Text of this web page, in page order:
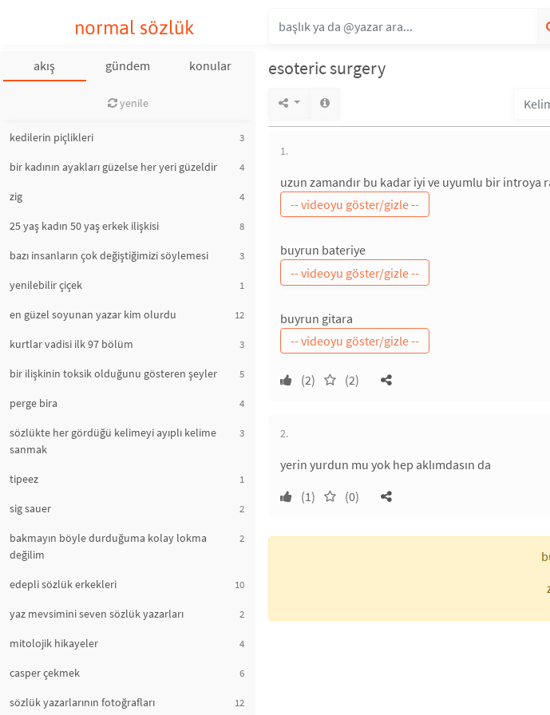
normal sözlük
akış gündem konular
yenile
kedilerin piçlikleri 3
bir kadının ayakları güzelse her yeri güzeldir 4
zig 4
25 yaş kadın 50 yaş erkek ilişkisi 8
bazı insanların çok değiştiğimizi söylemesi 3
yenilebilir çiçek 1
en güzel soyunan yazar kim olurdu 12
kurtlar vadisi ilk 97 bölüm 3
bir ilişkinin toksik olduğunu gösteren şeyler 5
perge bira 4
sözlükte her gördüğü kelimeyi ayıplı kelime
sanmak
3
tipeez 1
sig sauer 2
bakmayın böyle durduğuma kolay lokma
değilim
2
edepli sözlük erkekleri 10
yaz mevsimini seven sözlük yazarları 2
mitolojik hikayeler 4
casper çekmek 6
sözlük yazarlarının fotoğrafları 12
esoteric surgery
1.
uzun zamandır bu kadar iyi ve uyumlu bir introya
buyrun bateriye
buyrun gitara
(2) (2)
2.
yerin yurdun mu yok hep aklımdasın da
(1)
(0)